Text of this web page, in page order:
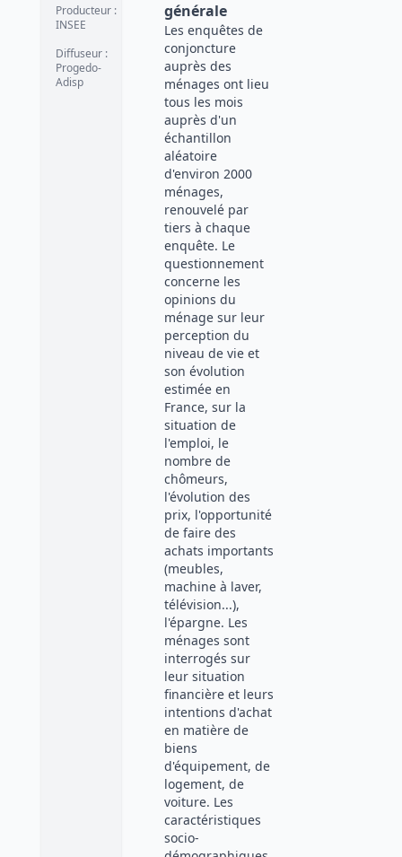
Producteur :
INSEE
Diffuseur :
Progedo-
Adisp
générale
Les enquêtes de
conjoncture
auprès des
ménages ont lieu
tous les mois
auprès d'un
échantillon
aléatoire
d'environ 2000
ménages,
renouvelé par
tiers à chaque
enquête. Le
questionnement
concerne les
opinions du
ménage sur leur
perception du
niveau de vie et
son évolution
estimée en
France, sur la
situation de
l'emploi, le
nombre de
chômeurs,
l'évolution des
prix, l'opportunité
de faire des
achats importants
(meubles,
machine à laver,
télévision...),
l'épargne. Les
ménages sont
interrogés sur
leur situation
financière et leurs
intentions d'achat
en matière de
biens
d'équipement, de
logement, de
voiture. Les
caractéristiques
socio-